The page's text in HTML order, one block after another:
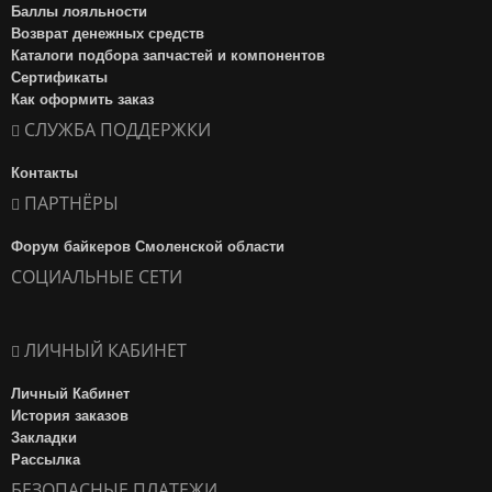
Баллы лояльности
Возврат денежных средств
Каталоги подбора запчастей и компонентов
Сертификаты
Как оформить заказ
СЛУЖБА ПОДДЕРЖКИ
Контакты
ПАРТНЁРЫ
Форум байкеров Смоленской области
СОЦИАЛЬНЫЕ СЕТИ
ЛИЧНЫЙ КАБИНЕТ
Личный Кабинет
История заказов
Закладки
Рассылка